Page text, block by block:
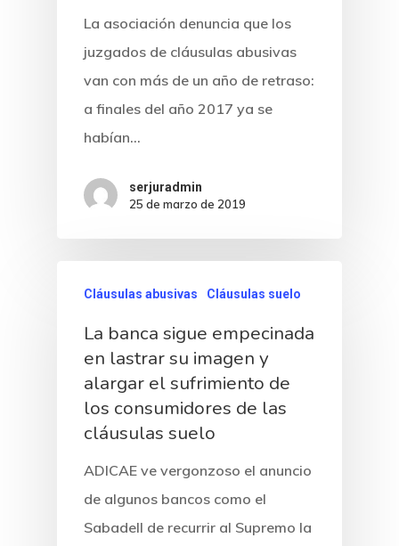
La asociación denuncia que los
juzgados de cláusulas abusivas
van con más de un año de retraso:
a finales del año 2017 ya se
habían…
serjuradmin
25 de marzo de 2019
Cláusulas abusivas Cláusulas suelo
La banca sigue empecinada
en lastrar su imagen y
alargar el sufrimiento de
los consumidores de las
cláusulas suelo
ADICAE ve vergonzoso el anuncio
de algunos bancos como el
Sabadell de recurrir al Supremo la